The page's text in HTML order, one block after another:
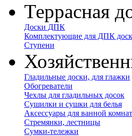
Террасная
Доски ДПК
Комплектующие для ДПК
Ступени
Гладильные доски, для глажки
Обогреватели
Чехлы для гладильных досок
Сушилки и сушки для белья
Аксессуары для ванной
Стремянки, лестницы
Сумки-тележки